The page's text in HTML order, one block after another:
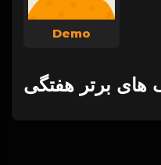
Demo
های برتر هفتگی